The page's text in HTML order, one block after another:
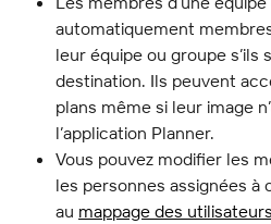
automatiquement
leur équipe ou groupe s’ils
destination. Ils peuvent
plans même si leur image
l’application Planner.
Vous pouvez modifier les
les personnes assignées
au mappage des utilisateurs